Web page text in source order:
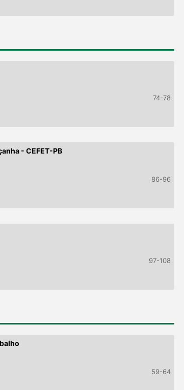
74-78
- CEFET-PB
86-96
97-108
59-64